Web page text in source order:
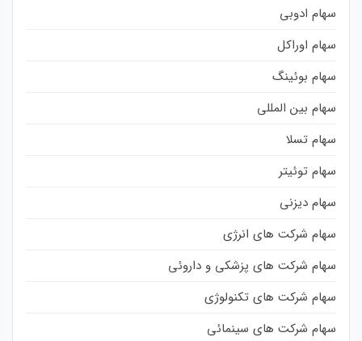
سهام ادوبی
سهام اوراکل
سهام بوئینگ
سهام بین المللی
سهام تسلا
سهام توئیتر
سهام دیزنی
سهام شرکت های انرژی
سهام شرکت های پزشکی و داروئی
سهام شرکت های تکنولوژی
سهام شرکت های سینمائی